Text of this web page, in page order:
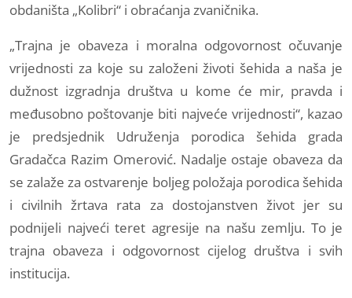
obdaništa „Kolibri“ i obraćanja zvaničnika.
„Trajna je obaveza i moralna odgovornost očuvanje
vrijednosti za koje su založeni životi šehida a naša je
dužnost izgradnja društva u kome će mir, pravda i
međusobno poštovanje biti najveće vrijednosti“, kazao
je predsjednik Udruženja porodica šehida grada
Gradačca Razim Omerović. Nadalje ostaje obaveza da
se zalaže za ostvarenje boljeg položaja porodica šehida
i civilnih žrtava rata za dostojanstven život jer su
podnijeli najveći teret agresije na našu zemlju. To je
trajna obaveza i odgovornost cijelog društva i svih
institucija.